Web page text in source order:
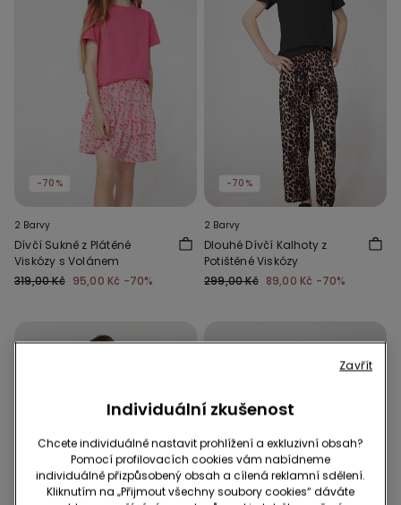
-70%
2 Barvy
Dívčí Sukně z Plátěné
Viskózy s Volánem
319,00 Kč 95,00 Kč -70%
-70%
2 Barvy
Dlouhé Dívčí Kalhoty z
Potištěné Viskózy
299,00 Kč 89,00 Kč -70%
Individuální zkušenost
Chcete individuálně nastavit prohlížení a exkluzivní obsah?
Pomocí profilovacích cookies vám nabídneme
individuálně přizpůsobený obsah a cílená reklamní sdělení.
Kliknutím na „Přijmout všechny soubory cookies“ dáváte
Zavřít